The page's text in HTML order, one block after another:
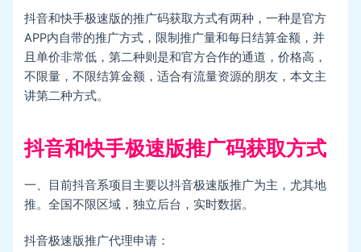
抖音和快手极速版的推广码获取方式有两种，一种是官方
APP内自带的推广方式，限制推广量和每日结算金额，并
且单价非常低，第二种则是和官方合作的通道，价格高，
不限量，不限结算金额，适合有流量资源的朋友，本文主
讲第二种方式。
抖音和快手极速版推广码获取方式
一、目前抖音系项目主要以抖音极速版推广为主，尤其地
推。全国不限区域，独立后台，实时数据。
抖音极速版推广代理申请：